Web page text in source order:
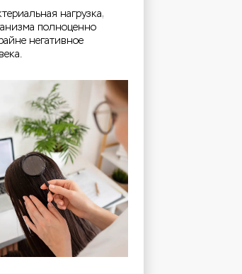
нагрузка,
полноценно
негативное